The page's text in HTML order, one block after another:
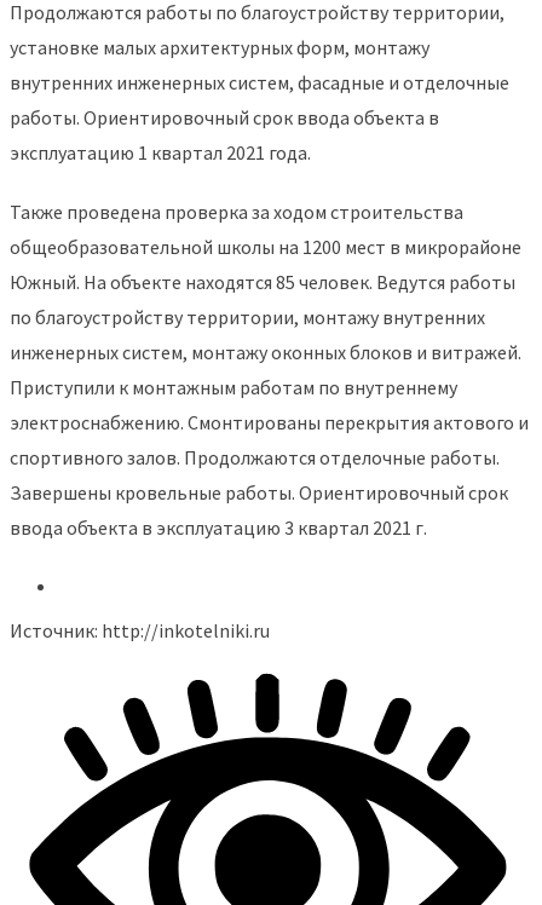
Продолжаются работы по благоустройству территории,
установке малых архитектурных форм, монтажу
внутренних инженерных систем, фасадные и отделочные
работы. Ориентировочный срок ввода объекта в
эксплуатацию 1 квартал 2021 года.
Также проведена проверка за ходом строительства
общеобразовательной школы на 1200 мест в микрорайоне
Южный. На объекте находятся 85 человек. Ведутся работы
по благоустройству территории, монтажу внутренних
инженерных систем, монтажу оконных блоков и витражей.
Приступили к монтажным работам по внутреннему
электроснабжению. Смонтированы перекрытия актового и
спортивного залов. Продолжаются отделочные работы.
Завершены кровельные работы. Ориентировочный срок
ввода объекта в эксплуатацию 3 квартал 2021 г.
Источник: http://inkotelniki.ru